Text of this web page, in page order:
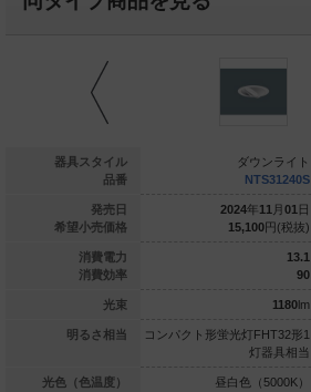
器具スタイル
品番
発売日
希望小売価格
消費電力
消費効率
光束
明るさ相当
光色（色温度）
ダウンライト
円(税抜)
8.4
79.1
灯FDL27形1
色（2700K）
ダウンライト
NTS31240S
2024年11 月 01 日
15,100円(税抜)
13.1
90
1180lm
コンパクト形蛍光灯FHT32形1
灯器具相当
昼白色（5000K）